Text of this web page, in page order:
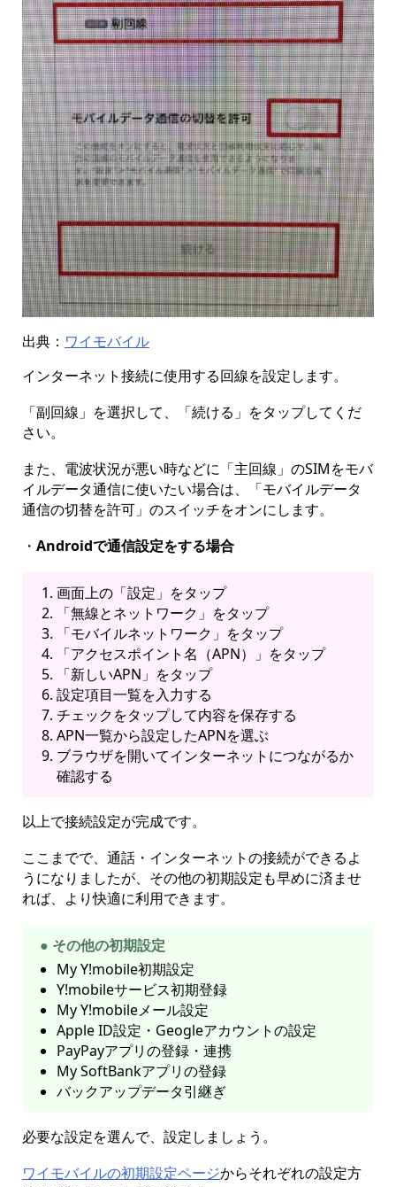
出典： ワイモバイル
インターネット接続に使用する回線を設定します。
「副回線」を選択して、「続ける」をタップしてくだ
さい。
また、電波状況が悪い時などに「主回線」のSIMをモバ
イルデータ通信に使いたい場合は、「モバイルデータ
通信の切替を許可」のスイッチをオンにします。
・ Androidで通信設定をする場合
画面上の「設定」をタップ
「無線とネットワーク」をタップ
「モバイルネットワーク」をタップ
「アクセスポイント名（APN）」をタップ
「新しいAPN」をタップ
設定項目一覧を入力する
チェックをタップして内容を保存する
APN一覧から設定したAPNを選ぶ
ブラウザを開いてインターネットにつながるか
確認する
以上で接続設定が完成です。
ここまでで、通話・インターネットの接続ができるよ
うになりましたが、その他の初期設定も早めに済ませ
れば、より快適に利用できます。
● その他の初期設定
My Y!mobile初期設定
Y!mobileサービス初期登録
My Y!mobileメール設定
Apple ID設定・Geogleアカウントの設定
PayPayアプリの登録・連携
My SoftBankアプリの登録
バックアップデータ引継ぎ
必要な設定を選んで、設定しましょう。
ワイモバイルの初期設定ページからそれぞれの設定方